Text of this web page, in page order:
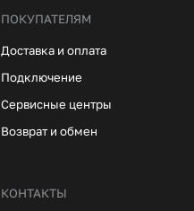
ПОКУПАТЕЛЯМ
Доставка и оплата
Подключение
Сервисные центры
Возврат и обмен
КОНТАКТЫ